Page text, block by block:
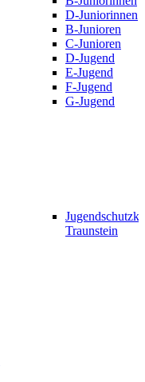
D-Juniorinnen
B-Junioren
C-Junioren
D-Jugend
E-Jugend
F-Jugend
G-Jugend
Traunstein